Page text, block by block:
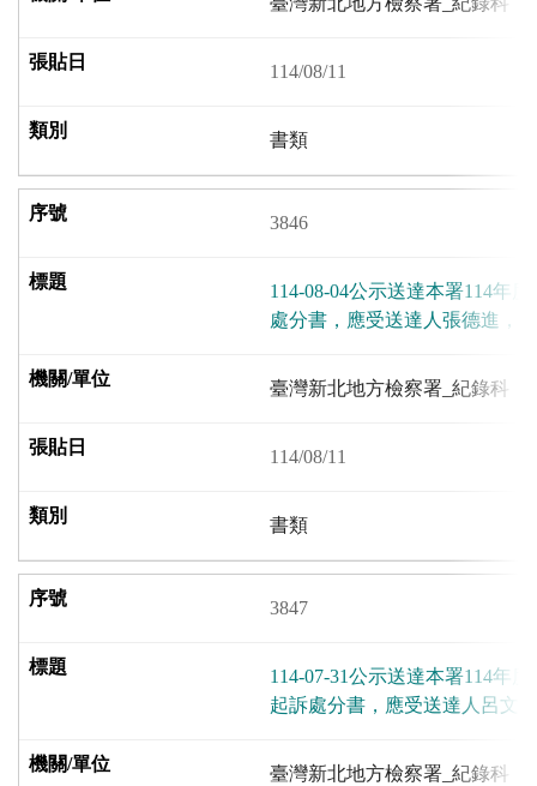
114/08/11
書類
3846
114-08-04公示送達本署114年
處分書，應受送達人張德進，
臺灣新北地方檢察署_紀錄科
114/08/11
書類
3847
114-07-31公示送達本署114年
起訴處分書，應受送達人呂文
臺灣新北地方檢察署_紀錄科